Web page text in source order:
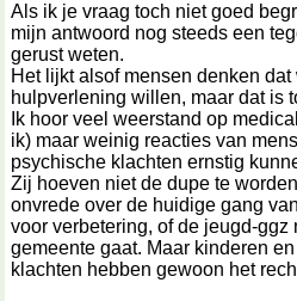
Als ik je vraag toch niet goed
mijn antwoord nog steeds een
gerust weten.
Het lijkt alsof mensen denken
hulpverlening willen, maar dat is
Ik hoor veel weerstand op
ik) maar weinig reacties van
psychische klachten ernstig
Zij hoeven niet de dupe te
onvrede over de huidige gang
voor verbetering, of de jeugd-ggz
gemeente gaat. Maar kinderen
klachten hebben gewoon het